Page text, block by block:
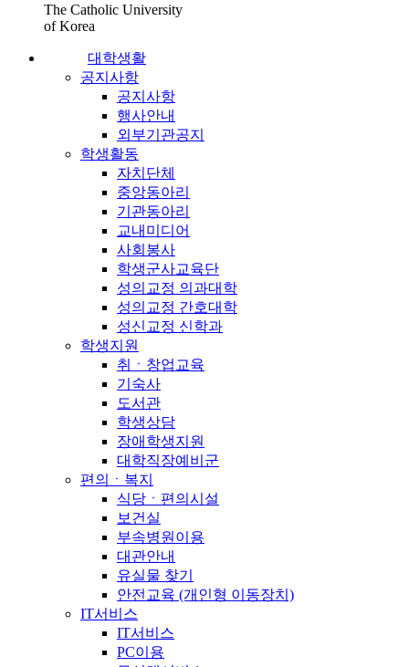
The Catholic University
of Korea
대학생활
공지사항
공지사항
행사안내
외부기관공지
학생활동
자치단체
중앙동아리
기관동아리
교내미디어
사회봉사
학생군사교육단
성의교정 의과대학
성의교정 간호대학
성신교정 신학과
학생지원
취ㆍ창업교육
기숙사
도서관
학생상담
장애학생지원
대학직장예비군
편의ㆍ복지
식당ㆍ편의시설
보건실
부속병원이용
대관안내
유실물 찾기
안전교육 (개인형 이동장치)
IT서비스
IT서비스
PC이용